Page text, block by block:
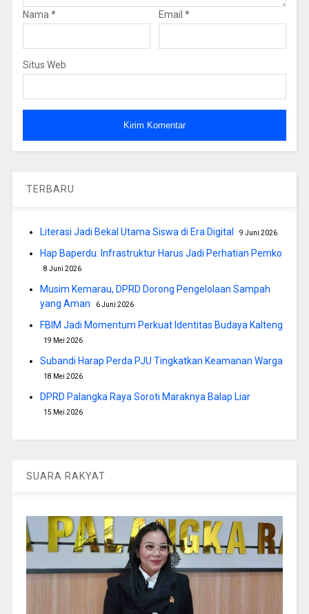
Nama * Email *
Situs Web
TERBARU
Literasi Jadi Bekal Utama Siswa di Era Digital 9 Juni 2026
Hap Baperdu: Infrastruktur Harus Jadi Perhatian Pemko
8 Juni 2026
Musim Kemarau, DPRD Dorong Pengelolaan Sampah
yang Aman
6 Juni 2026
FBIM Jadi Momentum Perkuat Identitas Budaya Kalteng
19 Mei 2026
Subandi Harap Perda PJU Tingkatkan Keamanan Warga
18 Mei 2026
DPRD Palangka Raya Soroti Maraknya Balap Liar
15 Mei 2026
SUARA RAKYAT